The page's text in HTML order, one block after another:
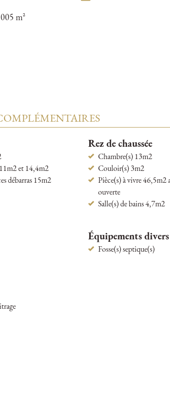
m²
et 14,4m2
débarras 15m2
Rez de chaussée
Chambre(s) 13m2
Couloir(s) 3m2
Pièce(s) à vivre 46,5m2
ouverte
Salle(s) de bains 4,7m2
Équipements divers
Fosse(s) septique(s)